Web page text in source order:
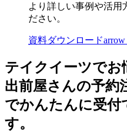
より詳しい事例や活用
ださい。
資料ダウンロード
テイクイーツでお
出前屋さんの予約
でかんたんに受
す。